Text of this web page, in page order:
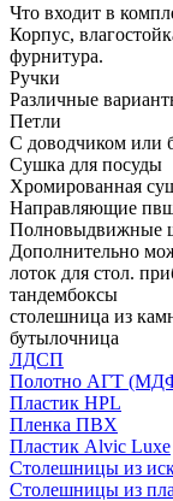
Что входит в
Корпус,
фурнитура.
Ручки
Различные
Петли
С доводчиком или
Сушка для посуды
Хромированная
Направляющие
Полновыдвижные
Дополнительно
лоток для стол.
тандембоксы
столешница из
бутылочница
ЛДСП
Полотно АГТ
Пластик HPL
Пленка ПВХ
Пластик Alvic Luxe
Столешницы из
Столешницы из